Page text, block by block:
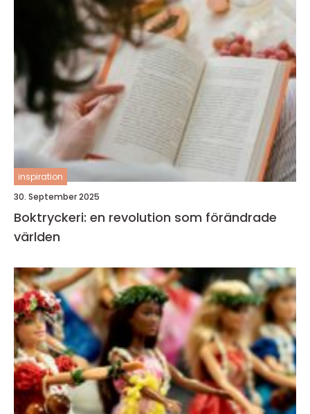
inspiration
30. September 2025
Boktryckeri: en revolution som förändrade
världen